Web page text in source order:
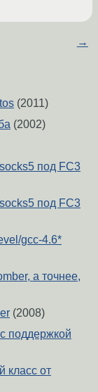
→
(2011)
(2002)
под FC3
под FC3
gcc-4.6*
а точнее,
(2008)
поддержкой
класс от